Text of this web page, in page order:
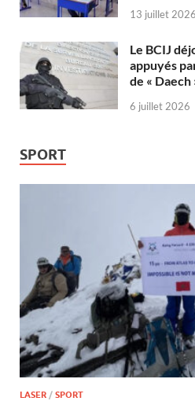
13 juillet 2026
Le BCIJ
appuyés
de « Daech
6 juillet 2026
SPORT
LASER / SPORT